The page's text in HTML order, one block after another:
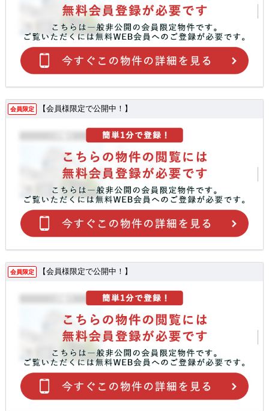
会員限定 【会員様限定で公開中！】
会員限定 【会員様限定で公開中！】